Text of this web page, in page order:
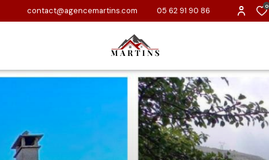
contact@agencemartins.com 05 62 91 90 86 0